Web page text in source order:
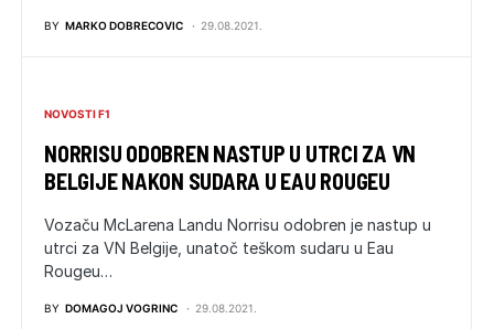
BY MARKO DOBRECOVIC 29.08.2021.
NOVOSTI F1
NORRISU ODOBREN NASTUP U UTRCI ZA VN
BELGIJE NAKON SUDARA U EAU ROUGEU
Vozaču McLarena Landu Norrisu odobren je nastup u
utrci za VN Belgije, unatoč teškom sudaru u Eau
Rougeu…
BY DOMAGOJ VOGRINC 29.08.2021.